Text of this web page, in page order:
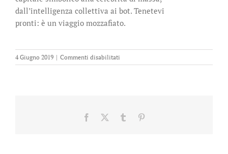
dall’intelligenza collettiva ai bot. Tenetevi
pronti: è un viaggio mozzafiato.
4 Giugno 2019 | Commenti disabilitati
The
Facebook Tumblr